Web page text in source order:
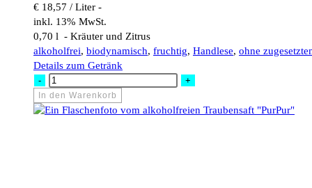
€ 18,57 / Liter -
inkl. 13% MwSt.
0,70 l - Kräuter und Zitrus
alkoholfrei, biodynamisch, fruchtig, Handlese, ohne
Details zum Getränk
-
Purpur
Menge
+
In den Warenkorb